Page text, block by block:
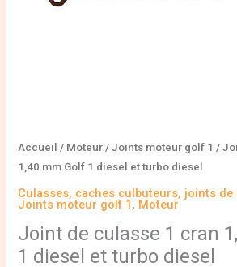
Accueil / Moteur /Joints moteur golf 1 /
1,40 mm Golf 1 diesel et turbo diesel
Culasses, caches culbuteurs, joints de
Joints moteur golf 1, Moteur
Joint de culasse 1 cran
1 diesel et turbo diesel